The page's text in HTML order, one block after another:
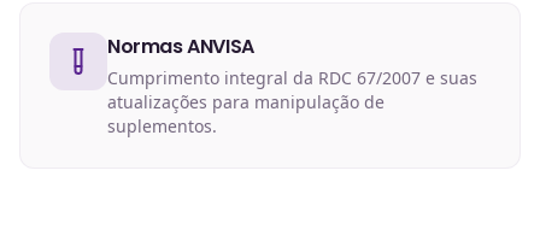
Normas ANVISA
Cumprimento integral da RDC 67/2007 e suas
atualizações para manipulação de
suplementos.